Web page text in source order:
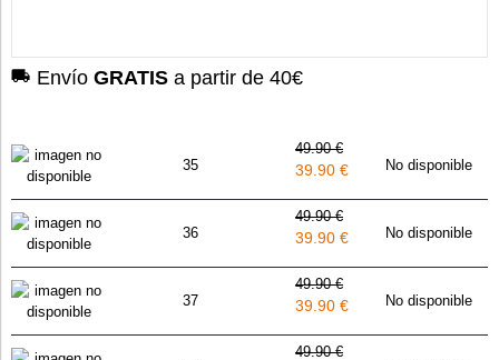
Envío GRATIS a partir de 40€
35
49.90 €
39.90 € No disponible
36
49.90 €
39.90 € No disponible
37
49.90 €
39.90 € No disponible
49.90 €